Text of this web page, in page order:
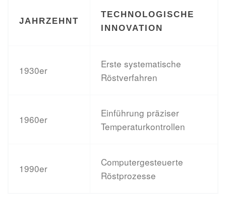
JAHRZEHNT
TECHNOLOGISCHE
INNOVATION
1930er
Erste systematische
Röstverfahren
1960er
Einführung präziser
Temperaturkontrollen
1990er
Computergesteuerte
Röstprozesse